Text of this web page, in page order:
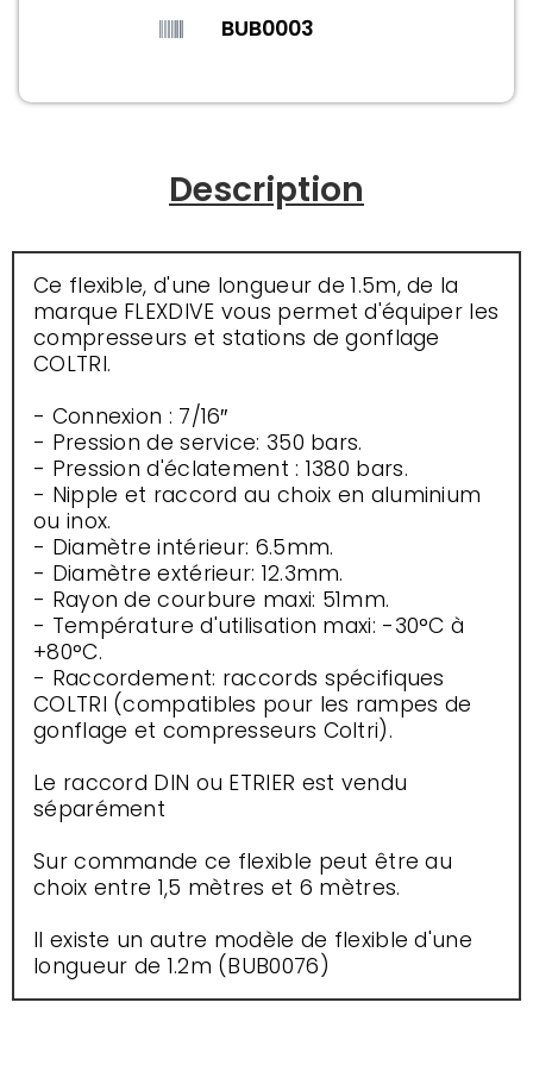
BUB0003
Description
Ce flexible, d'une longueur de 1.5m, de la
marque FLEXDIVE vous permet d'équiper les
compresseurs et stations de gonflage
COLTRI.
- Connexion : 7/16″
- Pression de service: 350 bars.
- Pression d'éclatement : 1380 bars.
- Nipple et raccord au choix en aluminium
ou inox.
- Diamètre intérieur: 6.5mm.
- Diamètre extérieur: 12.3mm.
- Rayon de courbure maxi: 51mm.
- Température d'utilisation maxi: -30°C à
+80°C.
- Raccordement: raccords spécifiques
COLTRI (compatibles pour les rampes de
gonflage et compresseurs Coltri).
Le raccord DIN ou ETRIER est vendu
séparément
Sur commande ce flexible peut être au
choix entre 1,5 mètres et 6 mètres.
Il existe un autre modèle de flexible d'une
longueur de 1.2m (BUB0076)